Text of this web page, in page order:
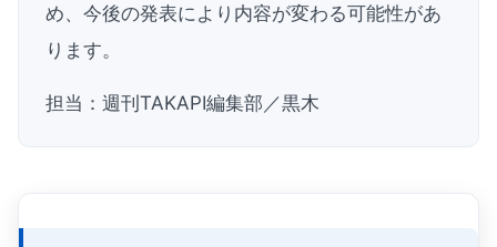
め、今後の発表により内容が変わる可能性があ
ります。
担当：週刊TAKAPI編集部／黒木